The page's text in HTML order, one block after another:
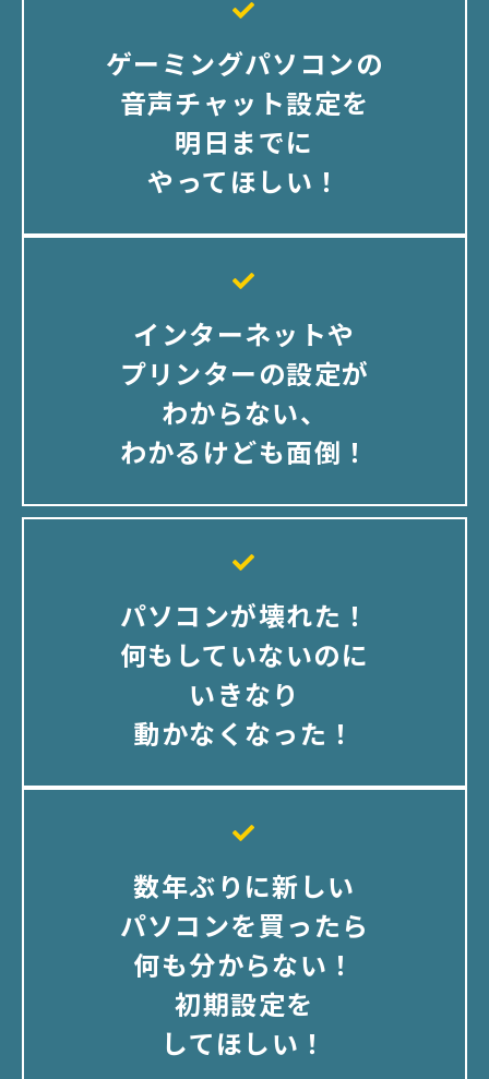
ゲーミングパソコンの
音声チャット設定を
明日までに
やってほしい！
インターネットや
プリンターの設定が
わからない、
わかるけども面倒！
パソコンが壊れた！
何もしていないのに
いきなり
動かなくなった！
数年ぶりに新しい
パソコンを買ったら
何も分からない！
初期設定を
してほしい！